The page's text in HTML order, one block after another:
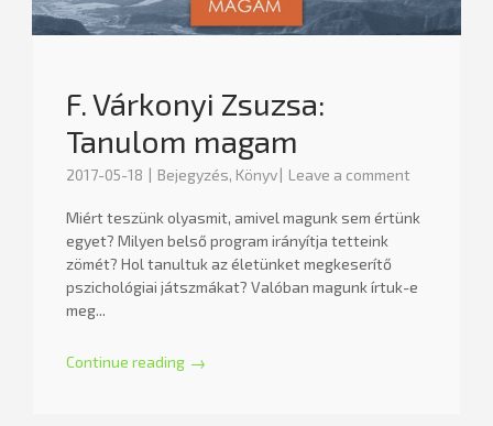
F. Várkonyi Zsuzsa:
Tanulom magam
2017-05-18 Bejegyzés, Könyv Leave a comment
Miért teszünk olyasmit, amivel magunk sem értünk
egyet? Milyen belső program irányítja tetteink
zömét? Hol tanultuk az életünket megkeserítő
pszichológiai játszmákat? Valóban magunk írtuk-e
meg...
Continue reading →